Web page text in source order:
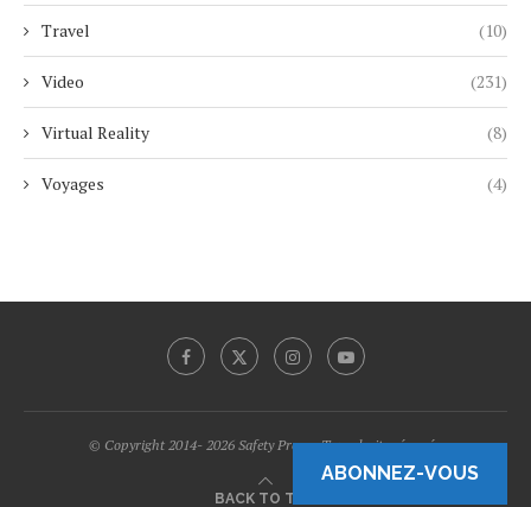
Travel (10)
Video (231)
Virtual Reality (8)
Voyages (4)
© Copyright 2014- 2026 Safety Promo Tous droits réservés.
BACK TO TOP
ABONNEZ-VOUS